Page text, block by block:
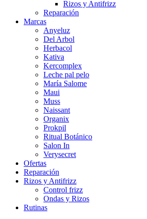
Rizos y Antifrizz
Reparación
Marcas
Anyeluz
Del Arbol
Herbacol
Kativa
Kercomplex
Leche pal pelo
María Salome
Maui
Muss
Naissant
Organix
Prokpil
Ritual Botánico
Salon In
Verysecret
Ofertas
Reparación
Rizos y Antifrizz
Control frizz
Ondas y Rizos
Rutinas